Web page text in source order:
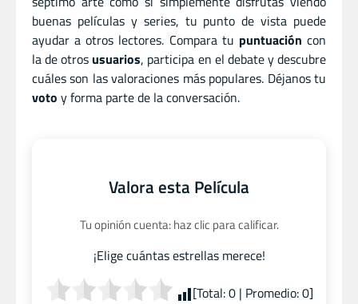
buenas películas y series, tu punto de vista puede
ayudar a otros lectores. Compara tu puntuación con
la de otros usuarios, participa en el debate y descubre
cuáles son las valoraciones más populares. Déjanos tu
voto y forma parte de la conversación.
Valora esta Película
Tu opinión cuenta: haz clic para calificar.
¡Elige cuántas estrellas merece!
[Total:0| Promedio:0]